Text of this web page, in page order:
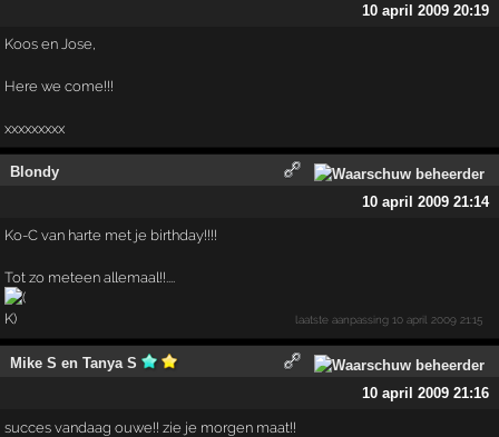
10 april 2009 20:19
Koos en Jose,
Here we come!!!
xxxxxxxxx
Blondy
10 april 2009 21:14
Ko-C van harte met je birthday!!!!
Tot zo meteen allemaal!!....
laatste aanpassing10 april 2009 21:15
Mike S en Tanya S
10 april 2009 21:16
succes vandaag ouwe!! zie je morgen maat!!